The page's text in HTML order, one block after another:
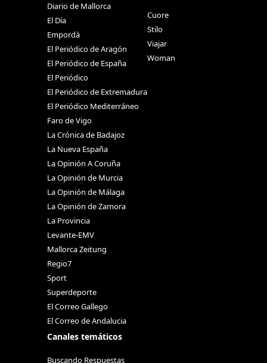
Diario de Mallorca
El Día
Empordà
El Periódico de Aragón
El Periódico de España
El Periódico
El Periódico de Extremadura
El Periódico Mediterráneo
Faro de Vigo
La Crónica de Badajoz
La Nueva España
La Opinión A Coruña
La Opinión de Murcia
La Opinión de Málaga
La Opinión de Zamora
La Provincia
Levante-EMV
Mallorca Zeitung
Regio7
Sport
Superdeporte
El Correo Gallego
El Correo de Andalucia
Canales temáticos
Buscando Respuestas
Cuore
Stilo
Viajar
Woman